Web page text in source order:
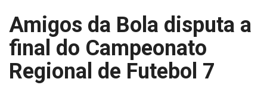
Amigos da Bola disputa a
final do Campeonato
Regional de Futebol 7